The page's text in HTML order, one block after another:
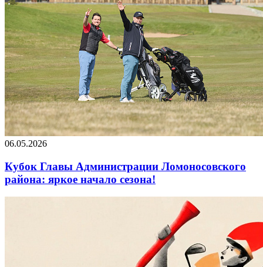
06.05.2026
Кубок Главы Администрации Ломоносовского
района: яркое начало сезона!